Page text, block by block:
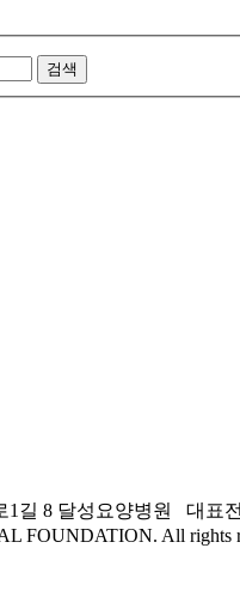
길 8 달성요양병원 대표
FOUNDATION. All rights